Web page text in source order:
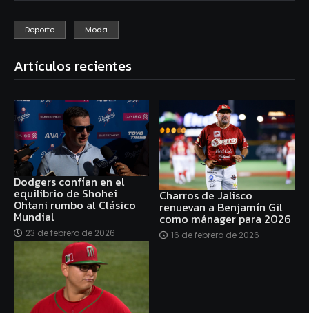
Deporte Moda
Artículos recientes
Dodgers confían en el
equilibrio de Shohei
Ohtani rumbo al Clásico
Mundial
23 de febrero de 2026
Charros de Jalisco
renuevan a Benjamín Gil
como mánager para 2026
16 de febrero de 2026